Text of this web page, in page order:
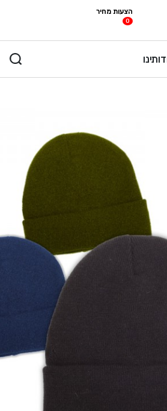
הצעות מחיר
0 פריטים